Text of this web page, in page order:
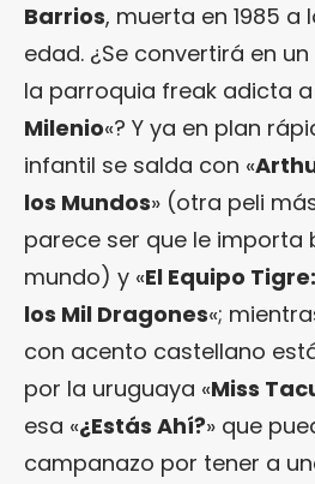
Barrios, muerta en 1985 a
edad. ¿Se convertirá en
la parroquia freak adicta a
Milenio«? Y ya en plan
infantil se salda con «
los Mundos» (otra peli
parece ser que le importa
mundo) y «El Equipo
los Mil Dragones«;
con acento castellano
por la uruguaya «Miss
esa «¿Estás Ahí?» que
campanazo por tener a